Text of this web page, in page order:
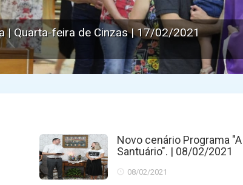
| Quarta-feira de Cinzas | 17/02/2021
Novo cenário Programa
Santuário". | 08/02/2021
08/02/2021